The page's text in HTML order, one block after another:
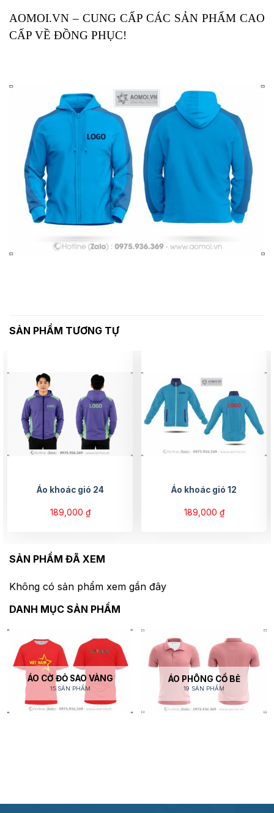
AOMOI.VN – CUNG CẤP CÁC SẢN PHẨM CAO
CẤP VỀ ĐỒNG PHỤC!
SẢN PHẨM TƯƠNG TỰ
Áo khoác gió 24
189,000 ₫
Áo khoác gió 12
189,000 ₫
SẢN PHẨM ĐÃ XEM
Không có sản phẩm xem gần đây
DANH MỤC SẢN PHẨM
ÁO CỜ ĐỎ SAO VÀNG
15 SẢN PHẨM
ÁO PHÔNG CỔ BẺ
19 SẢN PHẨM